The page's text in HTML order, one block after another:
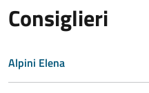
Consiglieri
Alpini Elena